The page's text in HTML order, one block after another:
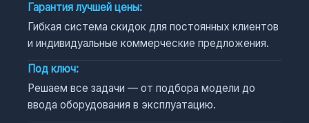
Гарантия лучшей цены:
Гибкая система скидок для постоянных клиентов
и индивидуальные коммерческие предложения.
Под ключ:
Решаем все задачи — от подбора модели до
ввода оборудования в эксплуатацию.